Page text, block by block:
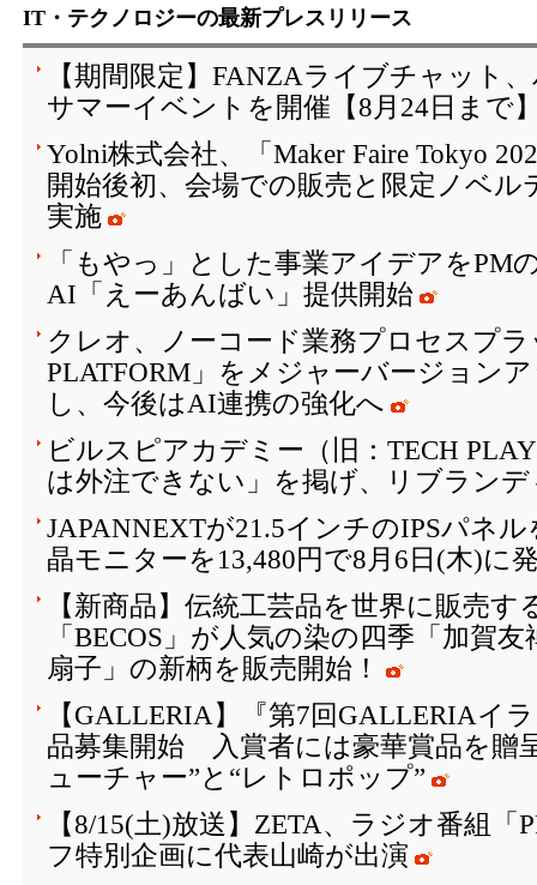
IT・テクノロジーの最新プレスリリース
【期間限定】FANZAライブチャット
サマーイベントを開催【8月24日まで
Yolni株式会社、「Maker Faire Tokyo
開始後初、会場での販売と限定ノベ
実施
「もやっ」とした事業アイデアをPM
AI「えーあんばい」提供開始
クレオ、ノーコード業務プロセスプ
PLATFORM」をメジャーバージョン
し、今後はAI連携の強化へ
ビルスピアカデミー（旧：TECH
は外注できない」を掲げ、リブラン
JAPANNEXTが21.5インチのIPSパネ
晶モニターを13,480円で8月6日(木)に
【新商品】伝統工芸品を世界に販売す
「BECOS」が人気の染の四季「加賀
扇子」の新柄を販売開始！
【GALLERIA】『第7回GALLERIAイ
品募集開始 入賞者には豪華賞品を
ューチャー”と“レトロポップ”
【8/15(土)放送】ZETA、ラジオ番組「
フ特別企画に代表山崎が出演